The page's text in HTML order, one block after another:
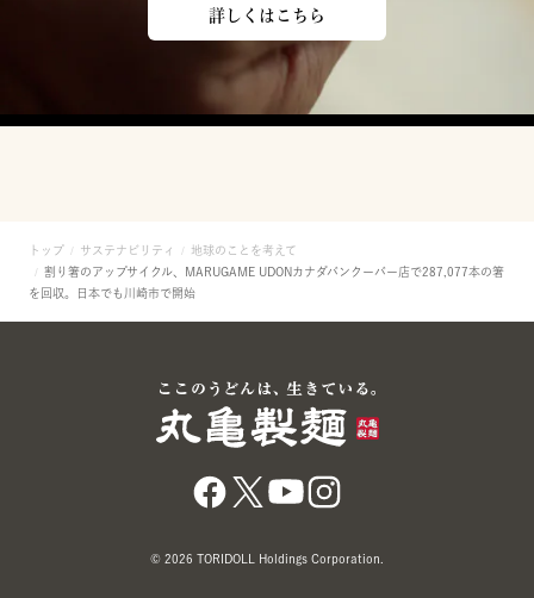
詳しくはこちら
トップ サステナビリティ
地球のことを考えて
割り箸のアップサイクル、MARUGAME UDONカナダバンクーバー店で287,077本の箸
を回収。日本でも川崎市で開始
© 2026 TORIDOLL Holdings Corporation.